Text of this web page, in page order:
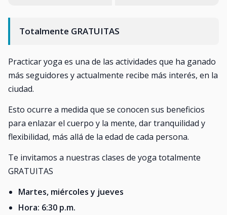
Totalmente GRATUITAS
Practicar yoga es una de las actividades que ha ganado
más seguidores y actualmente recibe más interés, en la
ciudad.
Esto ocurre a medida que se conocen sus beneficios
para enlazar el cuerpo y la mente, dar tranquilidad y
flexibilidad, más allá de la edad de cada persona.
Te invitamos a nuestras clases de yoga totalmente
GRATUITAS
Martes, miércoles y jueves
Hora: 6:30 p.m.